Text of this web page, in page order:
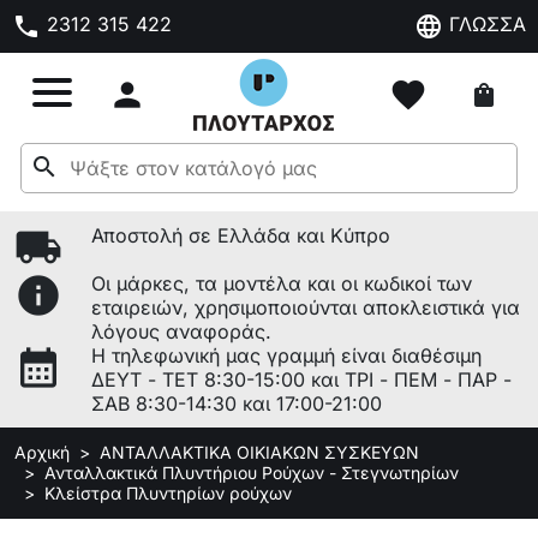
phone 2312 315 422 language ΓΛΩΣΣΑ
 favorite shopping_bag
search
local_shipping Αποστολή σε Ελλάδα και Κύπρο
info
Οι μάρκες, τα μοντέλα και οι κωδικοί των
εταιρειών, χρησιμοποιούνται αποκλειστικά για
λόγους αναφοράς.
calendar_month
Η τηλεφωνική μας γραμμή είναι διαθέσιμη
ΔΕΥΤ - ΤΕΤ 8:30-15:00 και ΤΡΙ - ΠΕΜ - ΠΑΡ -
ΣΑΒ 8:30-14:30 και 17:00-21:00
Αρχική
ΑΝΤΑΛΛΑΚΤΙΚΑ ΟΙΚΙΑΚΩΝ ΣΥΣΚΕΥΩΝ
Ανταλλακτικά Πλυντήριου Ρούχων - Στεγνωτηρίων
Κλείστρα Πλυντηρίων ρούχων